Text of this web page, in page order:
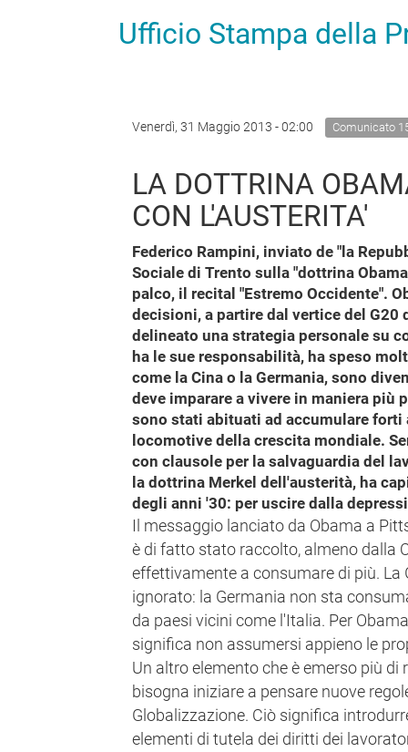
Ufficio Stampa della
Venerdì, 31 Maggio 2013 - 02:00 Comunicato
LA DOTTRINA
CON L'AUSTERITA'
Federico Rampini, inviato de "la
Sociale di Trento sulla "dottrina
palco, il recital "Estremo Occidente".
decisioni, a partire dal vertice del
delineato una strategia personale su
ha le sue responsabilità, ha speso
come la Cina o la Germania, sono
deve imparare a vivere in maniera più
sono stati abituati ad accumulare
locomotive della crescita mondiale.
con clausole per la salvaguardia del
la dottrina Merkel dell'austerità, ha
degli anni '30: per uscire dalla
Il messaggio lanciato da Obama a
è di fatto stato raccolto, almeno dalla
effettivamente a consumare di più. La
ignorato: la Germania non sta
da paesi vicini come l'Italia. Per
significa non assumersi appieno le
Un altro elemento che è emerso più di
bisogna iniziare a pensare nuove
Globalizzazione. Ciò significa
elementi di tutela dei diritti dei